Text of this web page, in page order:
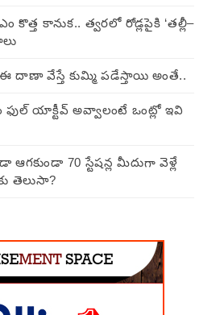
కొత్త కానుక.. త్వరలో రోడ్లపైకి ‘తల్లీ–
ఈ దాణా వేస్తే కుమ్మి పడేస్తాయి అంతే..
ఫుల్ యాక్టీవ్ అవ్వాలంటే ఒంట్లో ఇవి
70 స్టేషన్ల మీదుగా వెళ్లే
తెలుసా?